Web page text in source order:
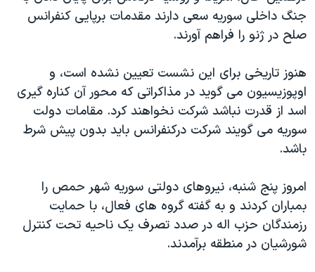
جنگ داخلی سوریه سعی دارند مقدمات برپایی کنفرانس
صلح در ژنو را فراهم آورند.
هنوز تاریخی برای این نشست تعیین نشده است، و
اوپوزیسیون می گوید در مذاکراتی که محور آن کناره گیری
اسد از قدرت نباشد شرکت نخواهند کرد. مقامات دولت
سوریه می گویند شرکت درکنفرانس باید بدون پیش شرط
باشد.
امروز پنج شنبه، نیروهای دولتی سوریه شهر حمص را
بمباران کردند و به گفته گروه های فعال، با حمایت
رزمندگان حزب اله در صدد تصرف یک ناحیه تحت کنترل
شورشیان در منطقه برآمدند.